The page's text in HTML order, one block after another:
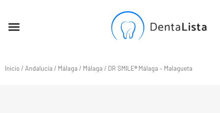
Inicio / Andalucía / Málaga / Málaga / DR SMILE® Málaga – Malagueta